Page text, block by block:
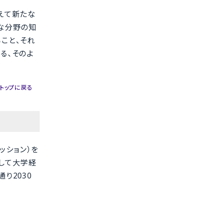
て新たな
分野の知
と、それ
、そのよ
ップに戻る
ョン）を
て大学経
り2030